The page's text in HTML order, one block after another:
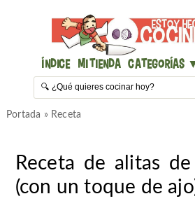
Índice Mi Tienda Categorías
Portada » Receta
Receta de alitas
(con un toque de